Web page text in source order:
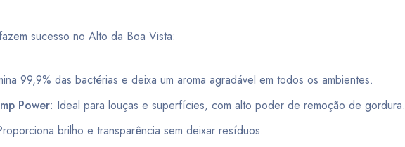
sucesso no Alto da Boa Vista:
99,9% das bactérias e deixa um aroma agradável em todos os ambientes.
Power: Ideal para louças e superfícies, com alto poder de remoção de gordura.
brilho e transparência sem deixar resíduos.